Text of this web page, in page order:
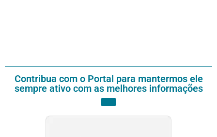
Contribua com o Portal para mantermos ele
sempre ativo com as melhores informações